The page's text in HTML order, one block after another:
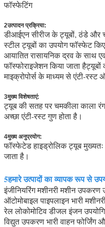
फॉस्फेटिंग
2उत्पादन प्रक्रिया:
डीआईएन सीरीज के ट्यूबों, ठंडे और
स्टील ट्यूबों का उपयोग फॉस्फेट
आयातित रासायनिक द्रव के साथ
फॉस्फोराइजेशन किया जाता
माइक्रोपोर्स के माध्यम से एंटी-
3मुख्य विशेषताएं:
ट्यूब की सतह पर चमकीला काला
अच्छा एंटी-रस्ट गुण होता है।
4मुख्य अनुप्रयोग:
फॉस्फेटेड हाइड्रोलिक ट्यूब मुख्यतः
जाता है।
5हमारे उत्पादों का व्यापक रूप से
इंजीनियरिंग मशीनरी मशीन उपकरण
ऑटोमोबाइल पाइपलाइन भारी
रेल लोकोमोटिव डीजल इंजन
विद्युत उपकरण भारी वाहन फोर्जिंग